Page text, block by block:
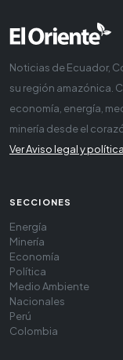
Noticias de Ecuador,
su región amazónica.
economía, energía,
minería desde el
Ver Aviso legal y
SECCIONES
Energía
Minería
Economía
Política
Medio Ambiente
Nacionales
Perú
Colombia